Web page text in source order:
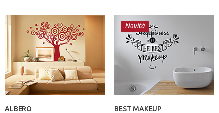
ALBERO
Novità
BEST MAKEUP